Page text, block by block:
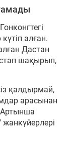
алған.
Дастан
шақырып,
қалдырмай,
арасынан
Артынша